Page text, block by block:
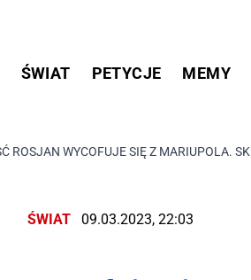
ŚWIAT PETYCJE MEMY
ROSJAN WYCOFUJE SIĘ Z MARIUPOLA.
ŚWIAT 09.03.2023, 22:03